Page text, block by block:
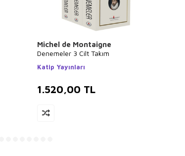
Michel de Montaigne
Denemeler 3 Cilt Takım
Katip Yayınları
1.520,00 TL